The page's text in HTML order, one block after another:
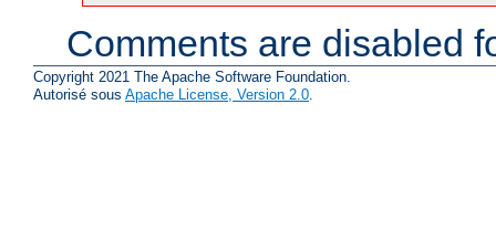
Comments are disabled
Copyright 2021 The Apache Software Foundation.
Autorisé sous Apache License, Version 2.0.